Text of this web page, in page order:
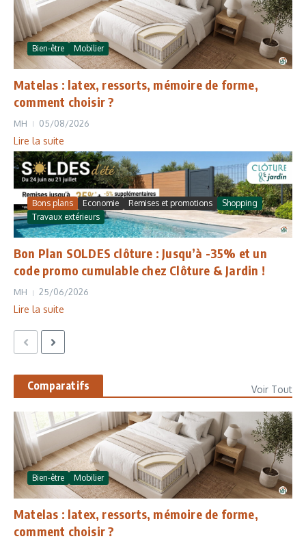
Bien-être Mobilier
Matelas : latex, ressorts, mémoire de forme,
comment choisir ?
MH 05/08/2026
Lire la suite
Bons plans Economie Remises et promotions
Shopping
Travaux extérieurs
Bon Plan SOLDES clôture : Jusqu’à -35% et un
code promo cumulable chez Clôture & Jardin !
MH 25/06/2026
Lire la suite
Comparatifs Voir Tout
Bien-être Mobilier
Matelas : latex, ressorts, mémoire de forme,
comment choisir ?